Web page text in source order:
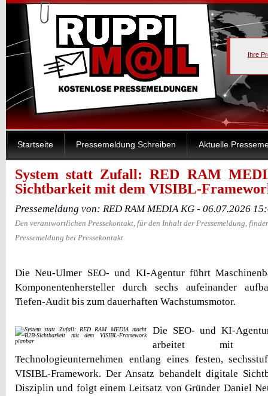
Ihre
Startseite Pressemeldung Schreiben Aktuelle
System statt Zufall: RED RAM
Sichtbarkeit mit dem VISIBL-
Pressemeldung von: RED RAM MEDIA KG - 06.07.2026
Den verantwortlichen Pressekontakt, für den Inhalt der Pressemeldung,
Pressemeldung bei Pressekontakt.
Die Neu-Ulmer SEO- und KI-Agentur führt
Komponentenhersteller durch sechs aufeinander
Tiefen-Audit bis zum dauerhaften Wachstumsmotor.
Die SEO- und KI-
arbeitet mit
Technologieunternehmen entlang eines festen,
VISIBL-Framework. Der Ansatz behandelt digitale
Disziplin und folgt einem Leitsatz von Gründer Daniel